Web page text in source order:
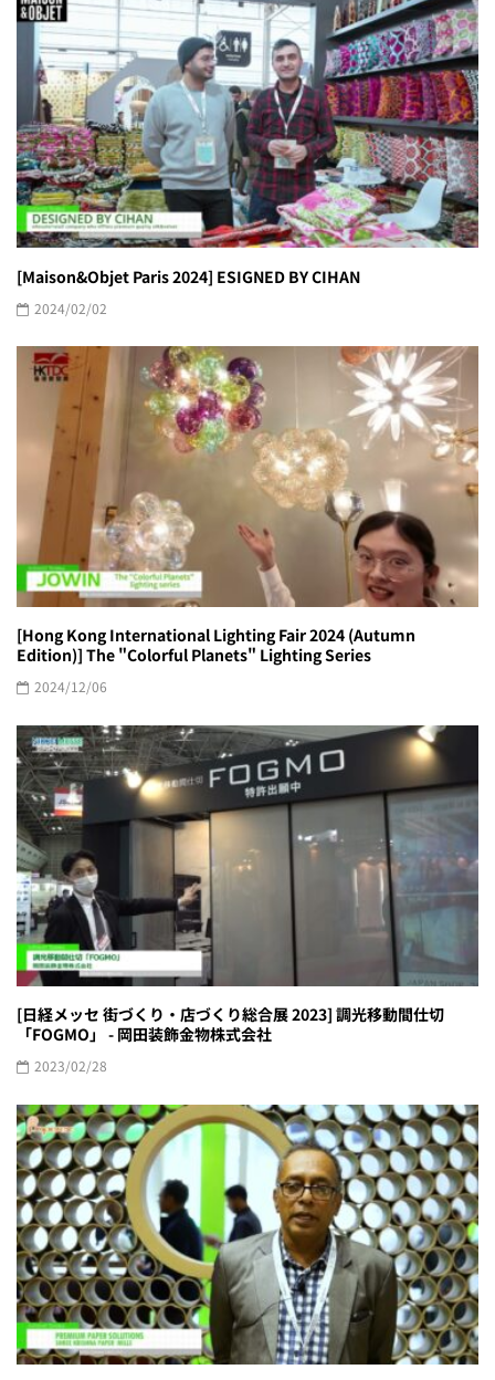
[Maison&Objet Paris 2024] ESIGNED BY CIHAN
2024/02/02
[Hong Kong International Lighting Fair 2024 (Autumn
Edition)] The "Colorful Planets" Lighting Series
2024/12/06
[日経メッセ 街づくり・店づくり総合展 2023] 調光移動間仕切
「FOGMO」 - 岡田装飾金物株式会社
2023/02/28